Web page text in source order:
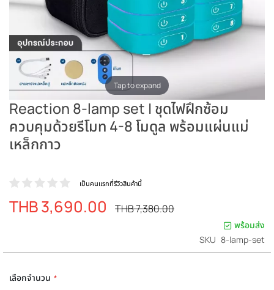
Tap to expand
Reaction 8-lamp set | ชุดไฟฝึกซ้อม
ควบคุมด้วยรีโมท 4-8 โมดูล พร้อมแผ่นแม่
เหล็กกาว
เป็นคนแรกที่รีวิวสินค้านี้
ราคา
THB 3,690.00
ราคา
THB 7,380.00
พร้อมส่ง
SKU 8-lamp-set
เลือกจำนวน